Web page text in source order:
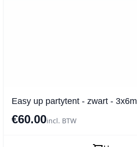
Easy up partytent - zwart - 3x6m
€60.00incl. BTW